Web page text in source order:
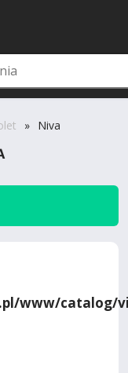
» Niva
www/catalog/